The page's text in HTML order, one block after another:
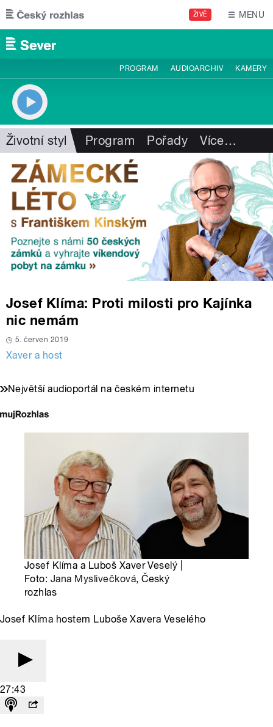
Přejít k hlavnímu obsahu
ŽIVĚ MENU
PROGRAM AUDIOARCHIV KAMERY
Životní styl Program Pořady Více…
Josef Klíma: Proti milosti pro Kajínka
nic nemám
5. červen 2019
Xaver a host
Největší audioportál na českém internetu
Josef Klíma a Luboš Xaver Veselý |
Foto: Jana Myslivečková, Český
rozhlas
Josef Klíma hostem Luboše Xavera Veselého
27:43